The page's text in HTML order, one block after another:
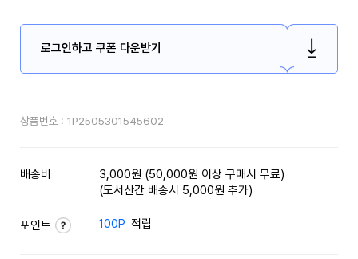
로그인하고 쿠폰 다운받기
상품번호 : 1P2505301545602
배송비
3,000원 (50,000원 이상 구매시 무료)
(도서산간 배송시 5,000원 추가)
포인트 100P 적립